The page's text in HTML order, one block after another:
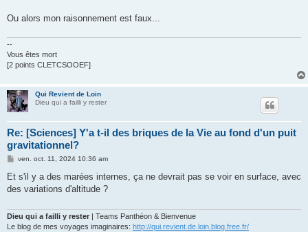
Ou alors mon raisonnement est faux...
--
Vous êtes mort
[2 points CLETCSOOEF]
Qui Revient de Loin
Dieu qui a failli y rester
Re: [Sciences] Y'a t-il des briques de la Vie au fond d'un puit
gravitationnel?
M
s
a
ven. oct. 11, 2024 10:36 am
Et s'il y a des marées internes, ça ne devrait pas se voir en surface, avec
des variations d'altitude ?
Dieu qui a failli y rester
| Teams Panthéon & Bienvenue
Le blog de mes voyages imaginaires: http://qui.revient.de.loin.blog.free.fr/